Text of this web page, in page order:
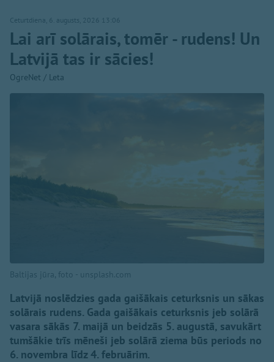
Ceturtdiena, 6. augusts, 2026 13:06
Lai arī solārais, tomēr - rudens! Un
Latvijā tas ir sācies!
OgreNet / Leta
Baltijas jūra, foto - unsplash.com
Latvijā noslēdzies gada gaišākais ceturksnis un sākas
solārais rudens. Gada gaišākais ceturksnis jeb solārā
vasara sākās 7. maijā un beidzās 5. augustā, savukārt
tumšākie trīs mēneši jeb solārā ziema būs periods no
6. novembra līdz 4. februārim.